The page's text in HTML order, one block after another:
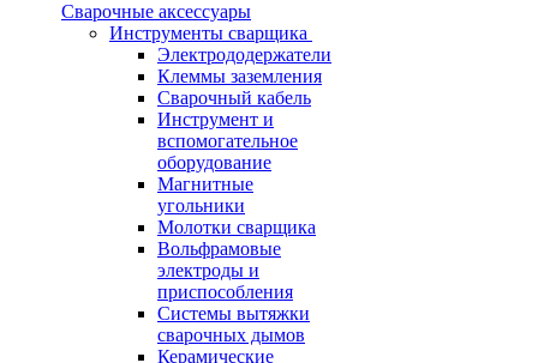
Сварочные аксессуары
Инструменты сварщика
Электрододержатели
Клеммы заземления
Сварочный кабель
Инструмент и
вспомогательное
оборудование
Магнитные
угольники
Молотки сварщика
Вольфрамовые
электроды и
приспособления
Системы вытяжки
сварочных дымов
Керамические